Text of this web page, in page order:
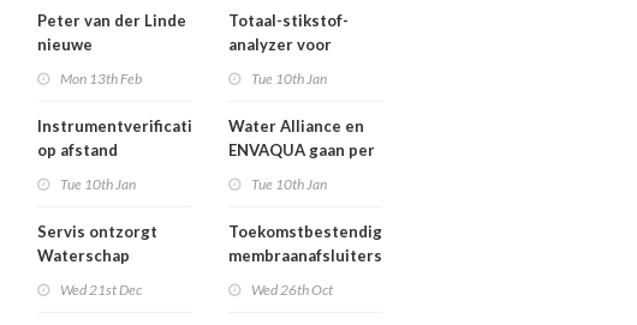
smart society' in
New York
Peter van der Linde
nieuwe
Mon 13th Feb
Instrumentverificatie
op afstand
Tue 10th Jan
Servis ontzorgt
Waterschap
Wed 21st Dec
van KSB
Totaal-stikstof-
analyzer voor
Tue 10th Jan
Water Alliance en
ENVAQUA gaan per
Tue 10th Jan
Toekomstbestendige
membraanafsluiters
Wed 26th Oct